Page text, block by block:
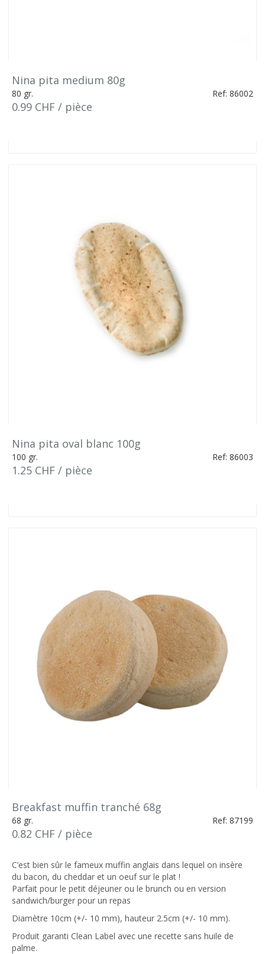
Nina pita medium 80g
80 gr. Ref: 86002
0.99 CHF / pièce
Nina pita oval blanc 100g
100 gr. Ref: 86003
1.25 CHF / pièce
Breakfast muffin tranché 68g
68 gr. Ref: 87199
0.82 CHF / pièce
C’est bien sûr le fameux muffin anglais dans lequel on insère
du bacon, du cheddar et un oeuf sur le plat !
Parfait pour le petit déjeuner ou le brunch ou en version
sandwich/burger pour un repas
Diamètre 10cm (+/- 10 mm), hauteur 2.5cm (+/- 10 mm).
Produit garanti Clean Label avec une recette sans huile de
palme.